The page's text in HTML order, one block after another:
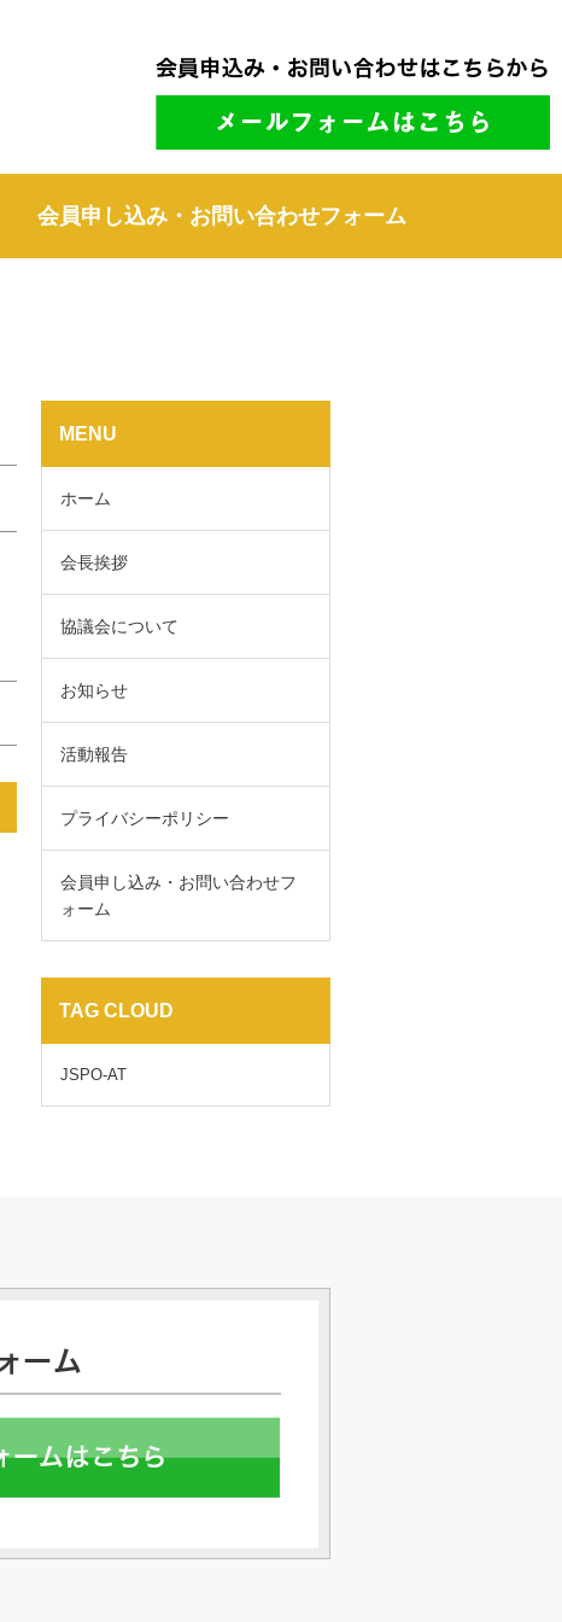
会員申し込み・お問い合わせフォーム
MENU
ホーム
会長挨拶
協議会について
お知らせ
活動報告
プライバシーポリシー
会員申し込み・お問い合わせフ
ォーム
TAG CLOUD
JSPO-AT